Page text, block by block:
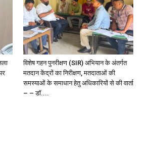
विशेष गहन पुनरीक्षण (SIR) अभियान के अंतर्गत
मतदान केंद्रों का निरीक्षण, मतदाताओं की
समस्याओं के समाधान हेतु अधिकारियों से की वार्ता
– – डॉ....